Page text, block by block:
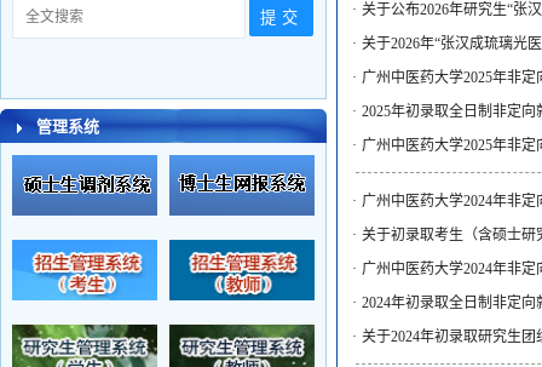
管理系统
· 关于公布2026年研究生“张
· 关于2026年“张汉成琉璃光
· 广州中医药大学2025年非
· 2025年初录取全日制非定
· 广州中医药大学2025年非
· 广州中医药大学2024年非
· 关于初录取考生（含硕士
· 广州中医药大学2024年非
· 2024年初录取全日制非定
· 关于2024年初录取研究生